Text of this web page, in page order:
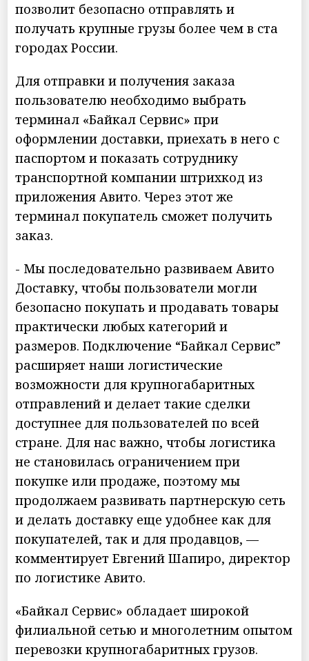
позволит безопасно отправлять и
получать крупные грузы более чем в ста
городах России.
Для отправки и получения заказа
пользователю необходимо выбрать
терминал «Байкал Сервис» при
оформлении доставки, приехать в него с
паспортом и показать сотруднику
транспортной компании штрихкод из
приложения Авито. Через этот же
терминал покупатель сможет получить
заказ.
- Мы последовательно развиваем Авито
Доставку, чтобы пользователи могли
безопасно покупать и продавать товары
практически любых категорий и
размеров. Подключение “Байкал Сервис”
расширяет наши логистические
возможности для крупногабаритных
отправлений и делает такие сделки
доступнее для пользователей по всей
стране. Для нас важно, чтобы логистика
не становилась ограничением при
покупке или продаже, поэтому мы
продолжаем развивать партнерскую сеть
и делать доставку еще удобнее как для
покупателей, так и для продавцов, —
комментирует Евгений Шапиро, директор
по логистике Авито.
«Байкал Сервис» обладает широкой
филиальной сетью и многолетним опытом
перевозки крупногабаритных грузов.